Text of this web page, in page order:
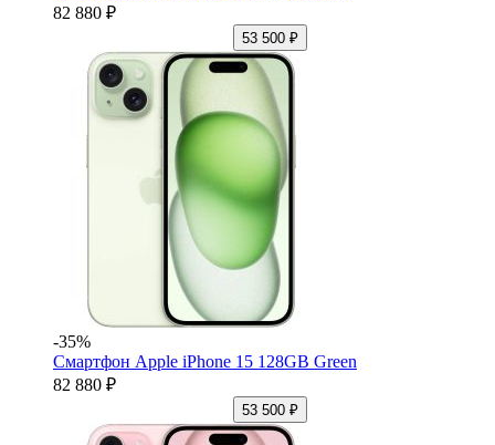
82 880 ₽
53 500 ₽
-35%
Смартфон Apple iPhone 15 128GB Green
82 880 ₽
53 500 ₽